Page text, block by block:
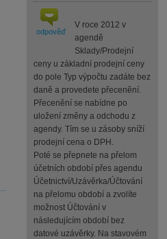
odpověď
V roce 2012 v
agendě
Sklady/Prodejní
ceny u základní prodejní ceny
do pole Typ výpočtu zadáte bez
daně a provedete přecenění.
Přecenění se nabídne po
uložení změny a odchodu z
agendy. Tím se u zásoby sníží
prodejní cena o DPH.
Poté se přepnete na přelom
účetních období přes agendu
Účetnictví/Uzávěrka/Účtování
na přelomu období a zvolíte
možnost Účtování v
následujícím období bez
datové uzávěrky. Na stavovém